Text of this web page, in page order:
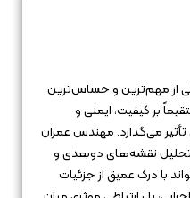
از مهم‌ترین و حساس‌ترین
بر کیفیت، ایمنی و
می‌گذارد. مهندس عمران
و تحلیل نقشه‌های دوبعدی و
با درک عمیق از جزئیات